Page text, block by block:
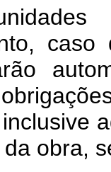
caso
obra,